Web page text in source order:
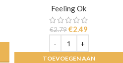
Feeling Ok
€2.79€2.49
TOEVOEGEN AAN